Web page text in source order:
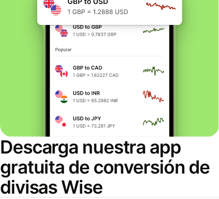
Descarga nuestra app
gratuita de conversión de
divisas Wise